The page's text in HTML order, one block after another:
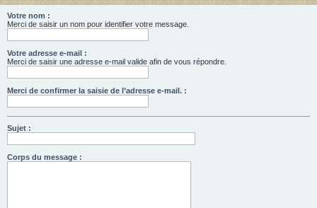
Votre nom :
Merci de saisir un nom pour identifier votre message.
Votre adresse e-mail :
Merci de saisir une adresse e-mail valide afin de vous répondre.
Merci de confirmer la saisie de l’adresse e-mail. :
Sujet :
Corps du message :